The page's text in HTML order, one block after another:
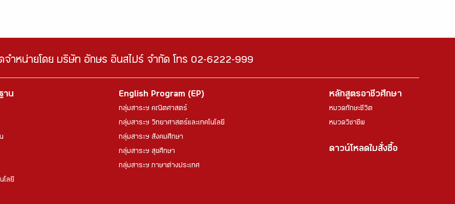
จำหน่ายโดย บริษัท อักษร อินสไปร์ จำกัด โทร 02-6222-999
าน
โลยี
English Program (EP)
กลุ่มสาระฯ คณิตศาสตร์
กลุ่มสาระฯ วิทยาศาสตร์และเทคโนโลยี
กลุ่มสาระฯ สังคมศึกษา
กลุ่มสาระฯ สุขศึกษา
กลุ่มสาระฯ ภาษาต่างประเทศ
หลักสูตรอาชีวศึกษา
หมวดทักษะชีวิต
หมวดวิชาชีพ
ดาวน์โหลดใบสั่งซื้อ